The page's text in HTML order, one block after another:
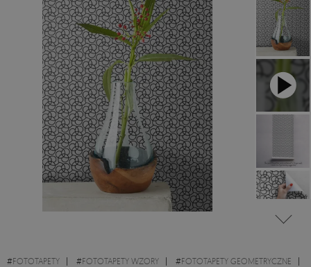
#FOTOTAPETY #FOTOTAPETY WZORY #FOTOTAPETY GEOMETRYCZNE